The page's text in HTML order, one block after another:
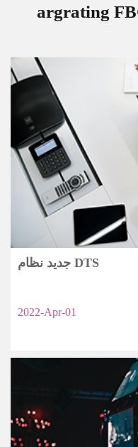
جديد نظام DTS
2022-Apr-01